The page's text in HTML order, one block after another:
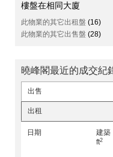
樓盤在相同大廈
此物業的其它出租盤 (16)
此物業的其它出售盤 (28)
曉峰閣最近的成交紀
出售
出租
日期
建築
ft2